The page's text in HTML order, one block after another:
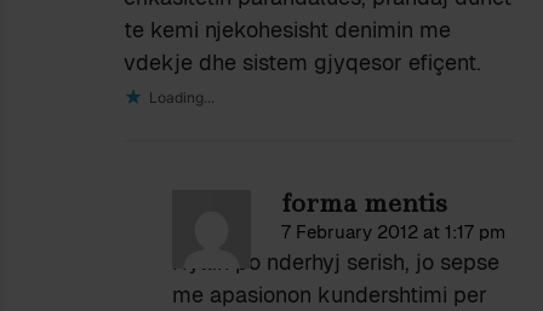
te kemi njekohesisht denimin me
vdekje dhe sistem gjyqesor efiçent.
Loading...
forma mentis
7 February 2012 at 1:17 pm
Hyllin po nderhyj serish, jo sepse
me apasionon kundershtimi per